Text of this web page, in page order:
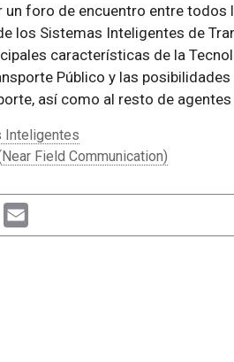
un foro de encuentro entre
los Sistemas Inteligentes de
características de la
Público y las
así como al resto de
Inteligentes
Field Communication)
Email